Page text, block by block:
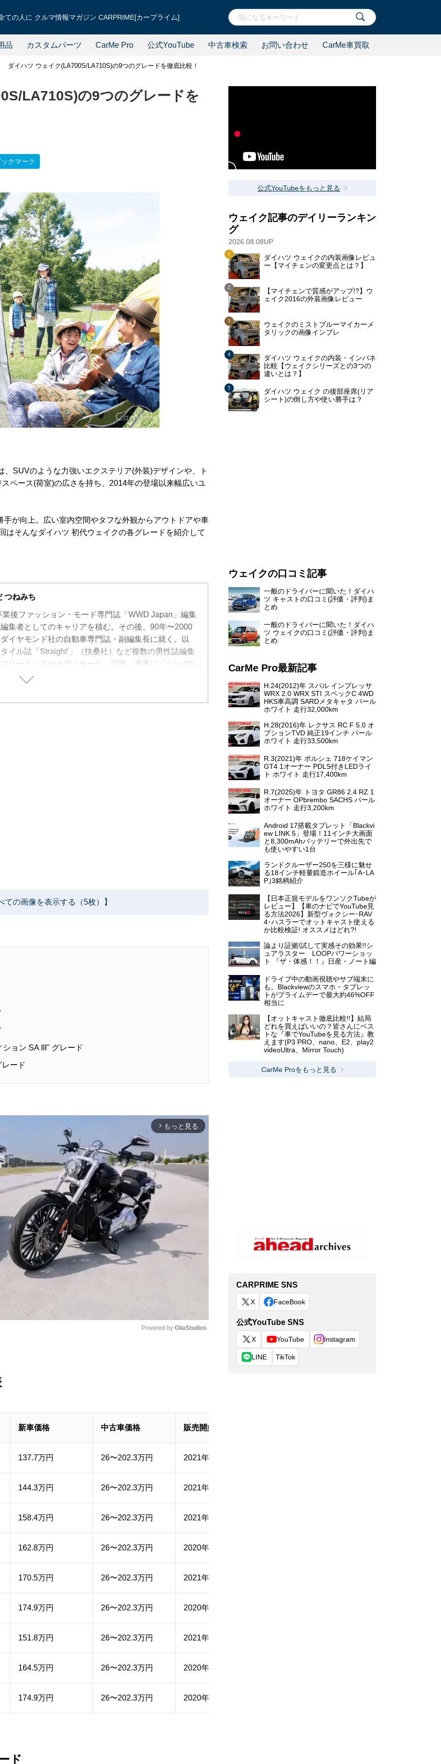
ての人に クルマ情報マガジン CARPRIME[カープライム]
品 カスタムパーツ CarMe Pro 公式YouTube 中古車検索 お問い合わせ CarMe車買取
ダイハツ ウェイク(LA700S/LA710S)の9つのグレードを徹底比較！
LA710S)の9つのグレードを
クマーク
SUVのような力強いエクステリア(外装)デザインや、ト
ペース(荷室)の広さを持ち、2014年の登場以来幅広いユ
が向上。広い室内空間やタフな外観からアウトドアや車
はそんなダイハツ 初代ウェイクの各グレードを紹介して
つねみち
後ファッション・モード専門誌「WWD Japan」編集
集者としてのキャリアを積む。その後、90年〜2000
イヤモンド社の自動車専門誌・副編集長に就く。以
イル誌「Straight’」（扶桑社）など複数の男性誌編集
リーランスのエディターに、現職。著書に「シングル
（学習研究社）がある。
ての画像を表示する（5枚）】
ョン SA III" グレード
ード
arrow_forward_ios もっと見る
Powered by GliaStudios
新車価格 中古車価格 販売開始年月
137.7万円 26〜202.3万円 2021年5月10日
144.3万円 26〜202.3万円 2021年5月10日
158.4万円 26〜202.3万円 2021年5月10日
162.8万円 26〜202.3万円 2020年10月29日
170.5万円 26〜202.3万円 2021年5月10日
174.9万円 26〜202.3万円 2020年10月29日
151.8万円 26〜202.3万円 2021年5月10日
164.5万円 26〜202.3万円 2020年10月29日
174.9万円 26〜202.3万円 2020年10月29日
ド
公式YouTubeをもっと見る
ウェイク記事のデイリーランキン
グ
2026.08.08UP
ダイハツ ウェイクの内装画像レビュ
ー【マイチェンの変更点とは？】
【マイチェンで質感がアップ!?】ウ
ェイク2016の外装画像レビュー
ウェイクのミストブルーマイカーメ
タリックの画像インプレ
ダイハツ ウェイクの内装・インパネ
比較【ウェイクシリーズとの3つの
違いとは？】
ダイハツ ウェイク の後部座席(リア
シート)の倒し方や使い勝手は？
ウェイクの口コミ記事
一般のドライバーに聞いた！ダイハ
ツ キャストの口コミ(評価・評判)ま
とめ
一般のドライバーに聞いた！ダイハ
ツ ウェイクの口コミ(評価・評判)ま
とめ
CarMe Pro最新記事
H.24(2012)年 スバル インプレッサ
WRX 2.0 WRX STI スペックC 4WD
HKS車高調 SARDメタキャタ パール
ホワイト 走行32,000km
H.28(2016)年 レクサス RC F 5.0 オ
プションTVD 純正19インチ パール
ホワイト 走行33,500km
R.3(2021)年 ポルシェ 718ケイマン
GT4 1オーナー PDLS付きLEDライ
ト ホワイト 走行17,400km
R.7(2025)年 トヨタ GR86 2.4 RZ 1
オーナー OPbrembo SACHS パール
ホワイト 走行3,200km
Android 17搭載タブレット「Blackvi
ew LINK 5」登場！11インチ大画面
と8,300mAhバッテリーで外出先で
も使いやすい1台
ランドクルーザー250を三様に魅せ
る18インチ軽量鍛造ホイール｢A･LA
P｣3銘柄紹介
【日本正規モデルをワンソクTubeが
レビュー】【車のナビでYouTube見
る方法2026】新型ヴォクシー･RAV
4･ハスラーでオットキャスト使える
か比較検証! オススメはどれ?!
論より証拠!試して実感その効果!!シ
ュアラスター LOOPパワーショッ
ト 『ザ・体感！！』日産・ノート編
ドライブ中の動画視聴やサブ端末に
も。Blackviewのスマホ・タブレッ
トがプライムデーで最大約46%OFF
相当に
【オットキャスト徹底比較!!】結局
どれを買えばいいの？皆さんにベス
トな『車でYouTubeを見る方法』教
えます(P3 PRO、nano、E2、play2
videoUltra、Mirror Touch)
CarMe Proをもっと見る
CARPRIME SNS
X FaceBook
公式YouTube SNS
X YouTube Instagram
LINE TikTok